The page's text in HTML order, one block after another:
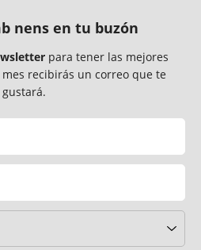
nens en tu buzón
para tener las mejores
mes recibirás un correo que te
gustará.